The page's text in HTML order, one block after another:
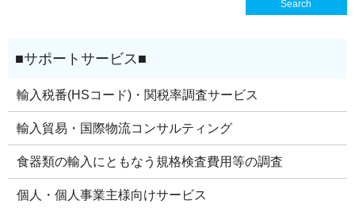
輸入税番(HSコード)・関税率調査サービス
輸入貿易・国際物流コンサルティング
食器類の輸入にともなう規格検査費用等の調査
個人・個人事業主様向けサービス